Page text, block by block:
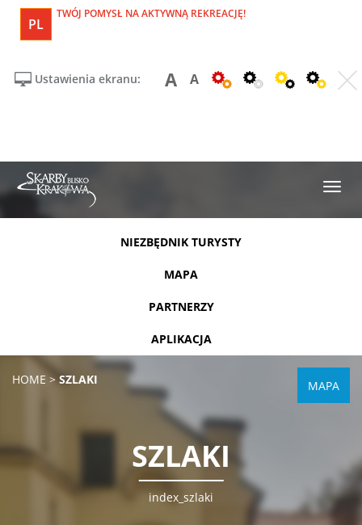
PL
TWÓJ POMYSŁ NA AKTYWNĄ REKREACJĘ!
Ustawienia ekranu: A A
NIEZBĘDNIK TURYSTY
MAPA
PARTNERZY
APLIKACJA
HOME > SZLAKI MAPA
SZLAKI
index_szlaki